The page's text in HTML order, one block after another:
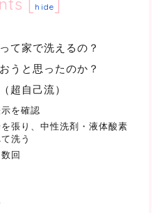
hide
て家で洗えるの？
うと思ったのか？
超自己流）
を確認
張り、中性洗剤・液体酸素
洗う
回